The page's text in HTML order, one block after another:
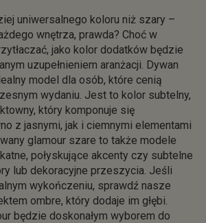
uniwersalnego koloru niż szary –
wnętrza, prawda? Choć w
jako kolor dodatków będzie
uzupełnieniem aranżacji. Dywan
model dla osób, które cenią
wydaniu. Jest to kolor subtelny,
który komponuje się
z jasnymi, jak i ciemnymi elementami
glamour szare to także modele
połyskujące akcenty czy subtelne
lub dekoracyjne przeszycia. Jeśli
wykończeniu, sprawdź nasze
ombre, który dodaje im głębi.
będzie doskonałym wyborem do